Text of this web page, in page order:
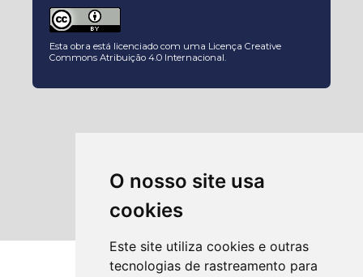
O nosso site usa
cookies
Este site utiliza cookies e outras
tecnologias de rastreamento para
Esta obra está licenciado com uma Licença Creative
Commons Atribuição 4.0 Internacional.